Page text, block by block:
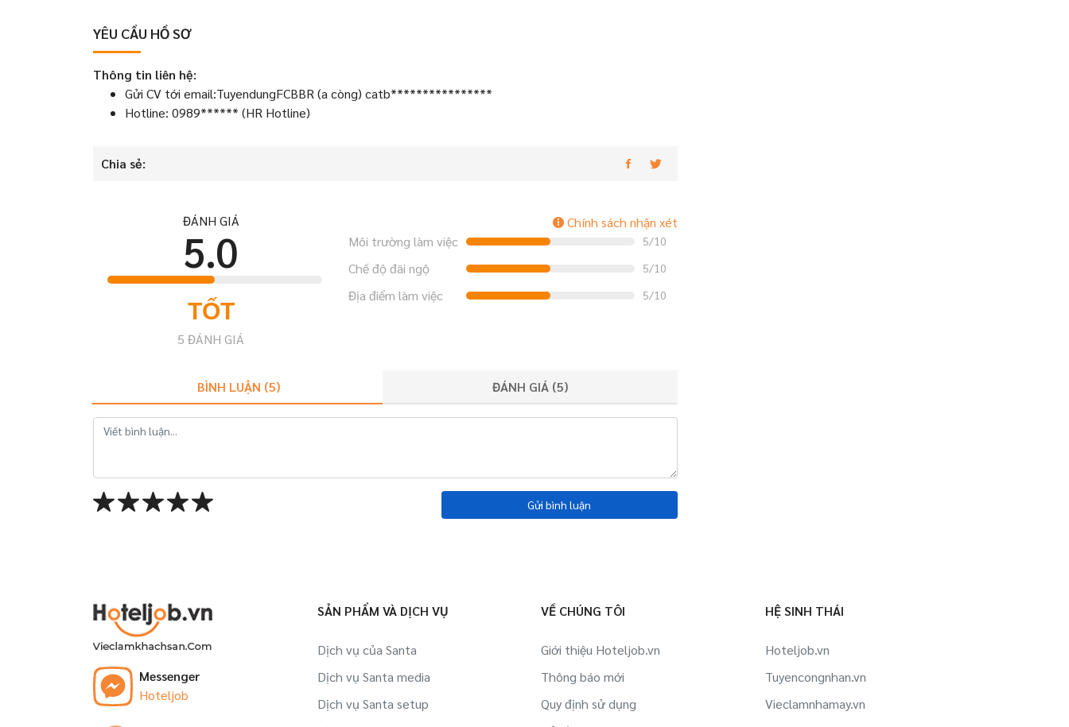
YÊU CẦU HỒ SƠ
Thông tin liên hệ:
Gửi CV tới email:TuyendungFCBBR (a còng) catb****************
Hotline: 0989****** (HR Hotline)
Chia sẻ:
ĐÁNH GIÁ
5.0
TỐT
5 ĐÁNH GIÁ
Chính sách nhận xét
Môi trường làm việc
5/10
Chế độ đãi ngộ 5/10
Địa điểm làm việc 5/10
BÌNH LUẬN (5) ĐÁNH GIÁ (5)
Gửi bình luận
Messenger
Hoteljob
SẢN PHẨM VÀ DỊCH VỤ
Dịch vụ của Santa
Dịch vụ Santa media
Dịch vụ Santa setup
VỀ CHÚNG TÔI
Giới thiệu Hoteljob.vn
Thông báo mới
Quy định sử dụng
HỆ SINH THÁI
Hoteljob.vn
Tuyencongnhan.vn
Vieclamnhamay.vn